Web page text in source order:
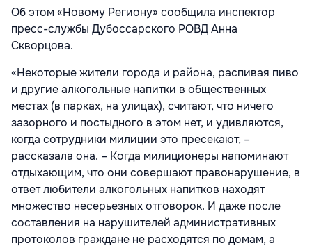
Об этом «Новому Региону» сообщила инспектор
пресс-службы Дубоссарского РОВД Анна
Скворцова.
«Некоторые жители города и района, распивая пиво
и другие алкогольные напитки в общественных
местах (в парках, на улицах), считают, что ничего
зазорного и постыдного в этом нет, и удивляются,
когда сотрудники милиции это пресекают, –
рассказала она. – Когда милиционеры напоминают
отдыхающим, что они совершают правонарушение, в
ответ любители алкогольных напитков находят
множество несерьезных отговорок. И даже после
составления на нарушителей административных
протоколов граждане не расходятся по домам, а